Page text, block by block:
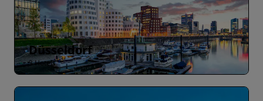
Düsseldorf
3 Hotels